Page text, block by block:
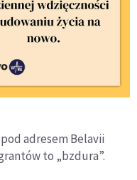
adresem Belavii
to „bzdura”.